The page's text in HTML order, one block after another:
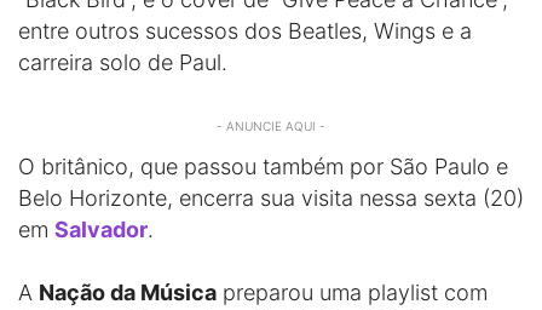
entre outros sucessos dos Beatles, Wings e a
carreira solo de Paul.
- ANUNCIE AQUI -
O britânico, que passou também por São Paulo e
Belo Horizonte, encerra sua visita nessa sexta (20)
em Salvador.
A Nação da Música preparou uma playlist com